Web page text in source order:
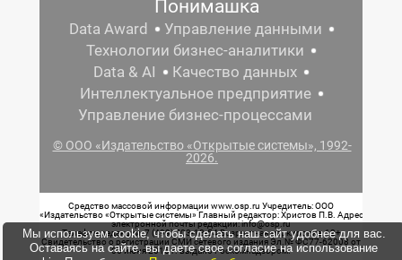
Понимашка
Data Award
Управление данными
Технологии бизнес-аналитики
Data & AI
Качество данных
Интеллектуальное предприятие
Управление бизнес-процессами
© ООО «Издательство «Открытые системы», 1992-
2026.
Средство массовой информации www.osp.ru Учредитель: ООО
«Издательство «Открытые системы» Главный редактор: Христов П.В. Адрес
электронной почты редакции: info@osp.ru
Телефон редакции: 7 (499) 703-18-54 Возрастная маркировка: 12+
Свидетельство о регистрации СМИ сетевого издания Эл.№ ФС77-62008 от
05 июня 2015 г. выдано Роскомнадзором.
Мы используем cookie, чтобы сделать наш сайт удобнее для вас.
Оставаясь на сайте, вы даете свое согласие на использование